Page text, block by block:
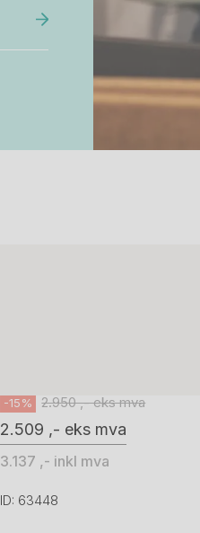
-15% 2.950 ,- eks mva
2.509 ,- eks mva
3.137 ,- inkl mva
ID: 63448